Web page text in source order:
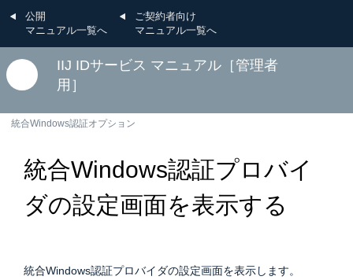
公開
マニュアル一覧へ
ご契約者向け
マニュアル一覧へ
IIJ IDサービス マニュアル［管理者
用］
統合Windows認証オプション
統合Windows認証プロバイ
ダの設定画面を表示する
統合Windows認証プロバイダの設定画面を表示します。